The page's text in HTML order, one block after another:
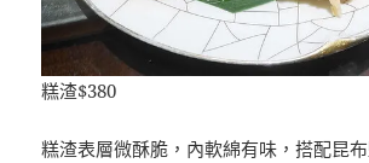
糕渣$380
糕渣表層微酥脆，內軟綿有味，搭配昆